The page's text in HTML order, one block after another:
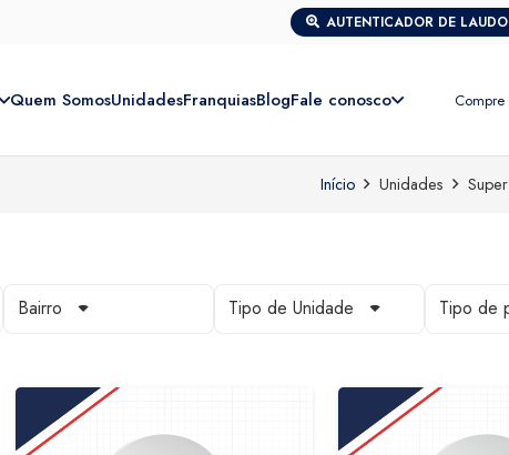
AUTENTICADOR DE LAUDO
Quem SomosUnidadesFranquiasBlogFale conosco
Início Unidades
Bairro Tipo de Unidade Tipo de